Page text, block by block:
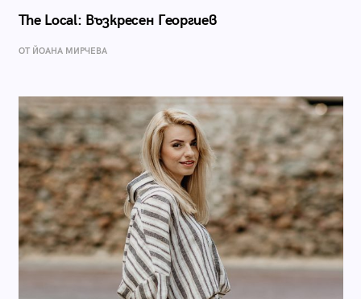
The Local: Възкресен Георгиев
ОТ ЙОАНА МИРЧЕВА